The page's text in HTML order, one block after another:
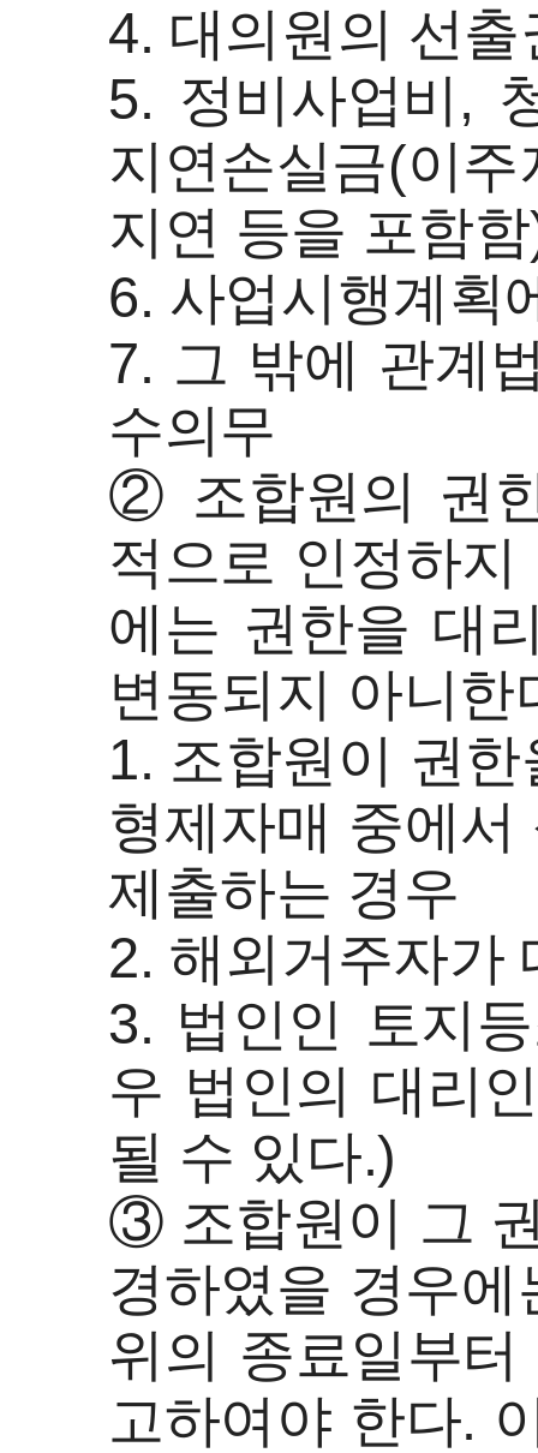
4. 대의원의 선
5. 정비사업비,
지연손실금(이
지연 등을 포함
6. 사업시행계획
7. 그 밖에 관계
수의무
② 조합원의 권
적으로 인정하
에는 권한을 대
변동되지 아니한
1. 조합원이 권
형제자매 중에
제출하는 경우
2. 해외거주자가
3. 법인인 토지
우 법인의 대리
될 수 있다.)
③ 조합원이 그
경하였을 경우
위의 종료일부
고하여야 한다.